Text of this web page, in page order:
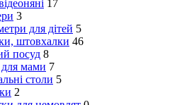
17
3
для дітей 5
штовхалки 46
посуд 8
мами 7
столи 5
2